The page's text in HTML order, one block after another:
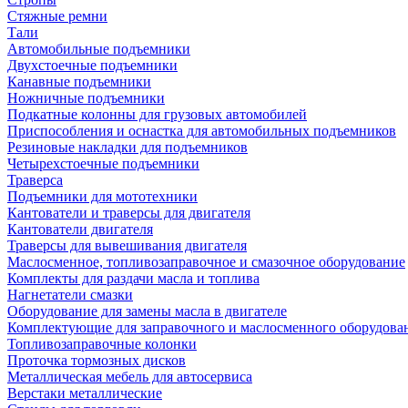
Стяжные ремни
Тали
Автомобильные подъемники
Двухстоечные подъемники
Канавные подъемники
Ножничные подъемники
Подкатные колонны для грузовых автомобилей
Приспособления и оснастка для автомобильных подъемников
Резиновые накладки для подъемников
Четырехстоечные подъемники
Траверса
Подъемники для мототехники
Кантователи и траверсы для двигателя
Кантователи двигателя
Траверсы для вывешивания двигателя
Маслосменное, топливозаправочное и смазочное оборудование
Комплекты для раздачи масла и топлива
Нагнетатели смазки
Оборудование для замены масла в двигателе
Комплектующие для заправочного и маслосменного
Топливозаправочные колонки
Проточка тормозных дисков
Металлическая мебель для автосервиса
Верстаки металлические